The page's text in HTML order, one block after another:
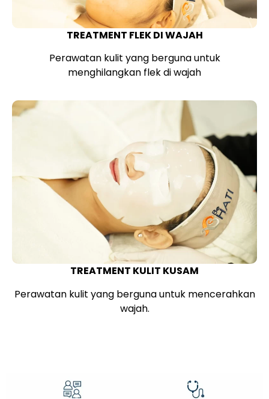
TREATMENT FLEK DI WAJAH
Perawatan kulit yang berguna untuk
menghilangkan flek di wajah
TREATMENT KULIT KUSAM
Perawatan kulit yang berguna untuk mencerahkan
wajah.